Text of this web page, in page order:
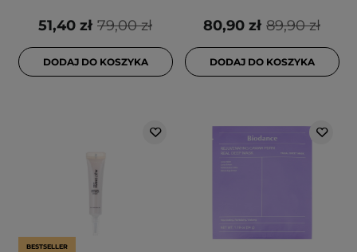
79,00 zł
51,40 zł
DODAJ DO KOSZYKA
89,90 zł
80,90 zł
DODAJ DO KOSZYKA
BESTSELLER